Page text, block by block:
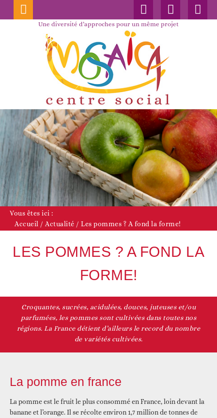
Une diversité d’approches pour un même projet
Vous êtes ici :
Accueil / Actualité / Les pommes ? A fond la forme!
LES POMMES ? A FOND LA
FORME!
Croquantes, sucrées, acidulées, douces, juteuses et/ou
parfumées, les pommes sont cultivées dans toutes nos
régions. La France détient d’ailleurs le record du nombre
de variétés cultivées.
La pomme en france
La pomme est le fruit le plus consommé en France, loin devant la
banane et l’orange. Il se récolte environ 1,7 million de tonnes de